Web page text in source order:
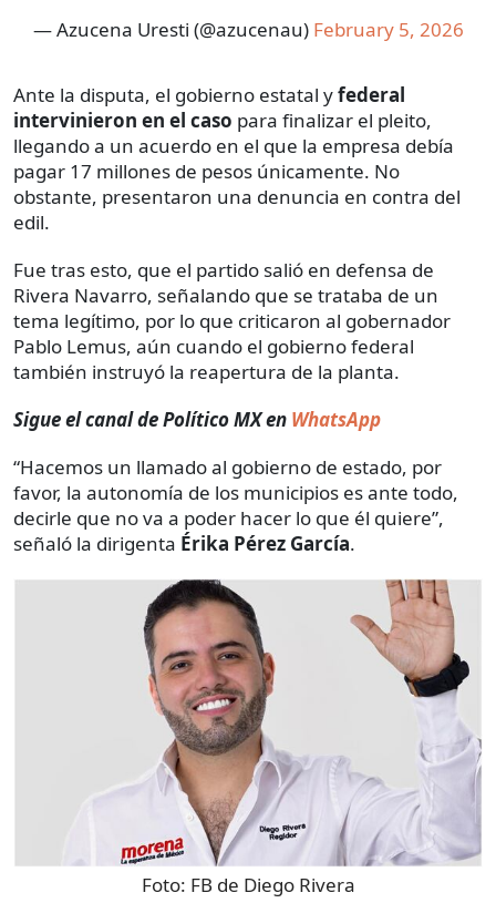
— Azucena Uresti (@azucenau) February 5, 2026
Ante la disputa, el gobierno estatal yfederal
intervinieron en el caso para finalizar el pleito,
llegando a un acuerdo en el que la empresa debía
pagar 17 millones de pesos únicamente. No
obstante, presentaron una denuncia en contra del
edil.
Fue tras esto, que el partido salió en defensa de
Rivera Navarro, señalando que se trataba de un
tema legítimo, por lo que criticaron al gobernador
Pablo Lemus, aún cuando el gobierno federal
también instruyó la reapertura de la planta.
Sigue el canal de Político MX en WhatsApp
“Hacemos un llamado al gobierno de estado, por
favor, la autonomía de los municipios es ante todo,
decirle que no va a poder hacer lo que él quiere”,
señaló la dirigenta Érika Pérez García.
Foto: FB de Diego Rivera